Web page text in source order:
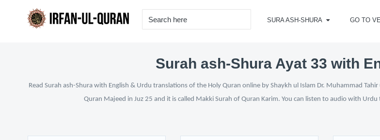
SURA ASH-SHURA GO TO
Surah ash-Shura Ayat 33 with
Read Surah ash-Shura with English & Urdu translations of the Holy Quran online by Shaykh ul Islam Dr. Muhammad
Quran Majeed in Juz 25 and it is called Makki Surah of Quran Karim. You can listen to audio with